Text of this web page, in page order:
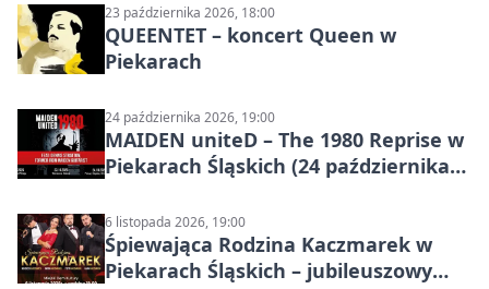
23 października 2026, 18:00
QUEENTET – koncert Queen w
Piekarach
24 października 2026, 19:00
MAIDEN uniteD – The 1980 Reprise w
Piekarach Śląskich (24 października
6 listopada 2026, 19:00
Śpiewająca Rodzina Kaczmarek w
Piekarach Śląskich – jubileuszowy